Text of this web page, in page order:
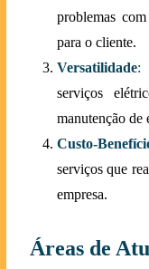
problemas
para o cliente.
Versatilidade:
serviços
manutenção de
Custo-
serviços que
empresa.
Áreas de